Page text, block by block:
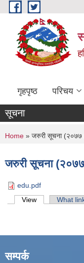
Skip to main content
गृहपृष्ठ परिचय
सूचना
You are
Home » जरुरी सूचना
जरुरी सूचना
edu.pdf
Primary tabs
View (active tab)
What
सम्पर्क